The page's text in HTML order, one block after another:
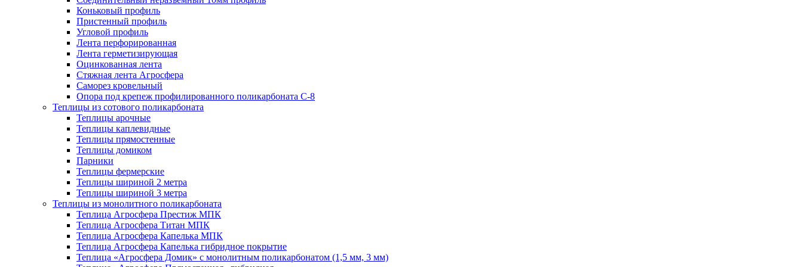
Коньковый профиль
Пристенный профиль
Угловой профиль
Лента перфорированная
Лента герметизирующая
Оцинкованная лента
Стяжная лента Агросфера
Саморез кровельный
Опора под крепеж профилированного поликарбоната С-8
Теплицы из сотового поликарбоната
Теплицы арочные
Теплицы каплевидные
Теплицы прямостенные
Теплицы домиком
Парники
Теплицы фермерские
Теплицы шириной 2 метра
Теплицы шириной 3 метра
Теплицы из монолитного поликарбоната
Теплица Агросфера Престиж МПК
Теплица Агросфера Титан МПК
Теплица Агросфера Капелька МПК
Теплица Агросфера Капелька гибридное покрытие
Теплица «Агросфера Домик» с монолитным поликарбонатом (1,5 мм, 3 мм)